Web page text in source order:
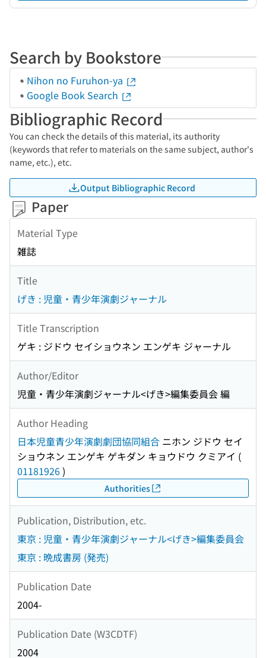
Search by Bookstore
Nihon no Furuhon-ya
Google Book Search
Bibliographic Record
You can check the details of this material, its authority
(keywords that refer to materials on the same subject, author's
name, etc.), etc.
Output Bibliographic Record
Paper
Material Type
雑誌
Title
げき : 児童・青少年演劇ジャーナル
Title Transcription
ゲキ : ジドウ セイショウネン エンゲキ ジャーナル
Author/Editor
児童・青少年演劇ジャーナル<げき>編集委員会 編
Author Heading
日本児童青少年演劇劇団協同組合 ニホン ジドウ セイ
ショウネン エンゲキ ゲキダン キョウドウ クミアイ (
01181926)
Authorities
Publication, Distribution, etc.
東京 : 児童・青少年演劇ジャーナル<げき>編集委員会
東京 : 晩成書房 (発売)
Publication Date
2004-
Publication Date (W3CDTF)
2004